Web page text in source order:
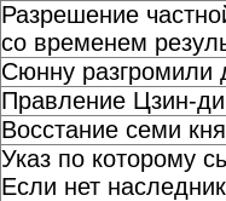
Разрешение
со временем
Сюнну разгромили
Правление Цзин-ди
Восстание семи
Указ по которому
Если нет